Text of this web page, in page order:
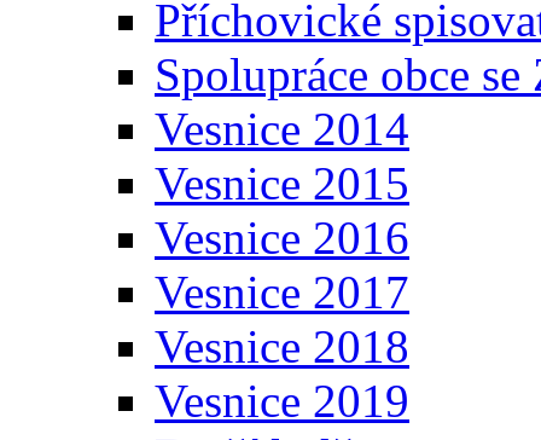
Příchovické
Spolupráce obce
Vesnice 2014
Vesnice 2015
Vesnice 2016
Vesnice 2017
Vesnice 2018
Vesnice 2019